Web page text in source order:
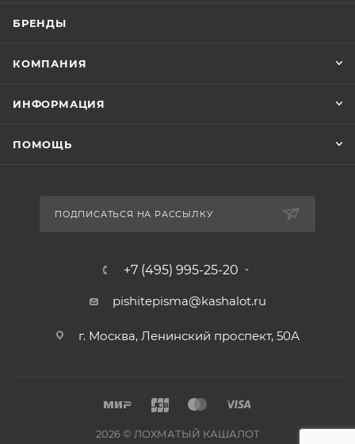
БРЕНДЫ
КОМПАНИЯ
ИНФОРМАЦИЯ
ПОМОЩЬ
ПОДПИСАТЬСЯ НА РАССЫЛКУ
+7 (495) 995-25-20​
pishitepisma@kashalot.ru
г. Москва, Ленинский проспект, 50А​
2026 © ЛОХМАТЫЙ КАШАЛОТ